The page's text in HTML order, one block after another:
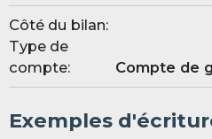
Côté du bilan:
Type de
compte:
Compte de
Exemples